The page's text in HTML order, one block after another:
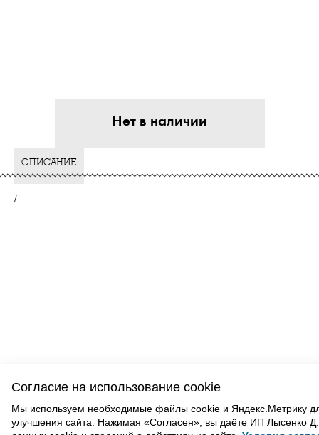
Нет в наличии
ОПИСАНИЕ
/
ВАМ ТАКЖЕ МОЖЕТ ПОНРАВИТЬСЯ
Согласие на использование cookie
Мы используем необходимые файлы cookie и Яндекс.Метрику
улучшения сайта. Нажимая «Согласен», вы даёте ИП Лысенко